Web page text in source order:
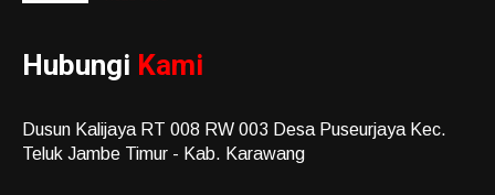
Hubungi Kami
Dusun Kalijaya RT 008 RW 003 Desa Puseurjaya Kec.
Teluk Jambe Timur - Kab. Karawang